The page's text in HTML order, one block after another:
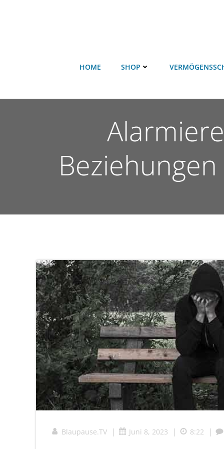
HOME SHOP
Blaupause.TV | Juni 8, 2023 | 8:22 |